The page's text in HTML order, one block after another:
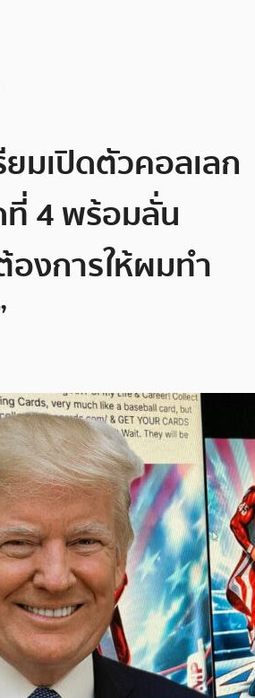
มเปิดตัวคอลเลก
ที่ 4 พร้อมลั่น
องการให้ผมทำ